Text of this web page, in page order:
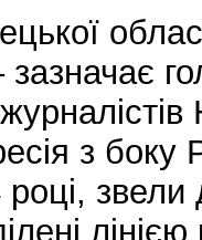
з боку